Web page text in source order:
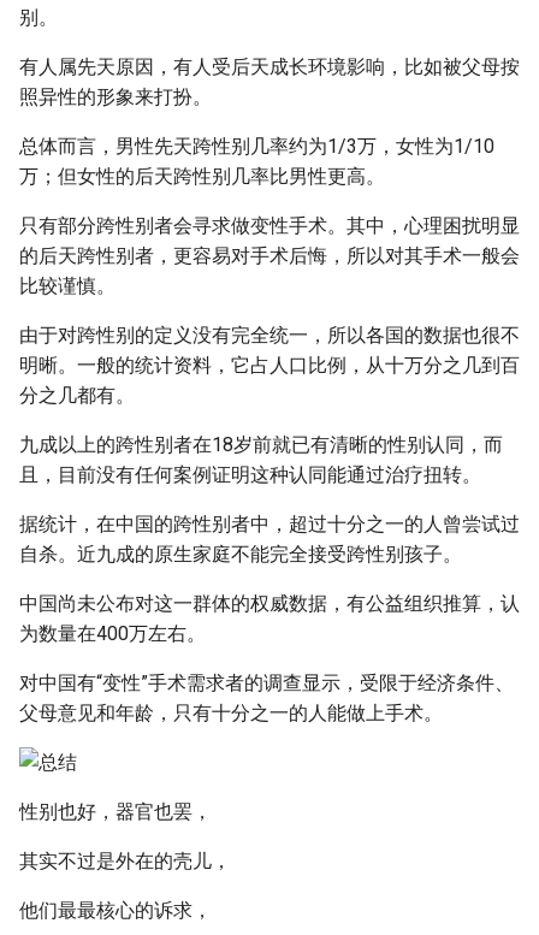
别。
有人属先天原因，有人受后天成长环境影响，比如被父母按
照异性的形象来打扮。
总体而言，男性先天跨性别几率约为1/3万，女性为1/10
万；但女性的后天跨性别几率比男性更高。
只有部分跨性别者会寻求做变性手术。其中，心理困扰明显
的后天跨性别者，更容易对手术后悔，所以对其手术一般会
比较谨慎。
由于对跨性别的定义没有完全统一，所以各国的数据也很不
明晰。一般的统计资料，它占人口比例，从十万分之几到百
分之几都有。
九成以上的跨性别者在18岁前就已有清晰的性别认同，而
且，目前没有任何案例证明这种认同能通过治疗扭转。
据统计，在中国的跨性别者中，超过十分之一的人曾尝试过
自杀。近九成的原生家庭不能完全接受跨性别孩子。
中国尚未公布对这一群体的权威数据，有公益组织推算，认
为数量在400万左右。
对中国有“变性”手术需求者的调查显示，受限于经济条件、
父母意见和年龄，只有十分之一的人能做上手术。
性别也好，器官也罢，
其实不过是外在的壳儿，
他们最最核心的诉求，